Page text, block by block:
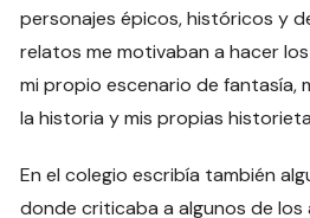
personajes épicos, históricos y
relatos me motivaban a hacer
mi propio escenario de fantasía,
la historia y mis propias
En el colegio escribía también
donde criticaba a algunos de los